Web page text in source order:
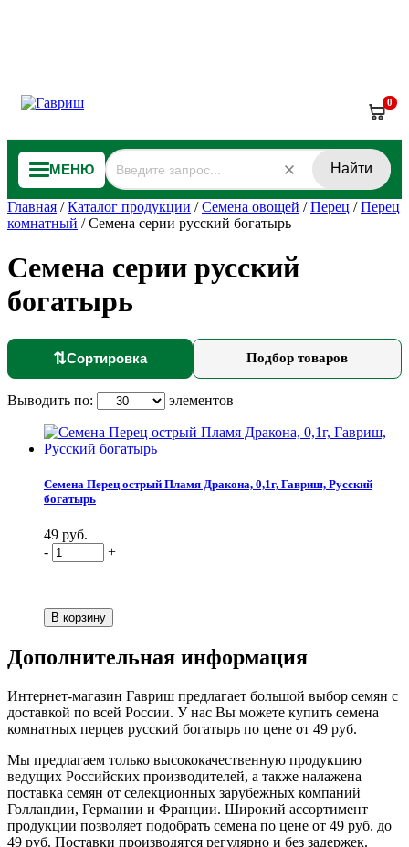
0
МЕНЮ Найти
Главная /Каталог продукции /Семена овощей /Перец /Перец
комнатный /Семена серии русский богатырь
Семена серии русский
богатырь
⇅Сортировка Подбор товаров
Выводить по: элементов
Семена Перец острый Пламя Дракона, 0,1г, Гавриш, Русский
богатырь
49 руб.
-
+
Дополнительная информация
Интернет-магазин Гавриш предлагает большой выбор семян с
доставкой по всей России. У нас Вы можете купить семена
комнатных перцев русский богатырь по цене от 49 руб.
Мы предлагаем только высококачественную продукцию
ведущих Российских производителей, а также налажена
поставка семян от селекционных зарубежных компаний
Голландии, Германии и Франции. Широкий ассортимент
продукции позволяет подобрать семена по цене от 49 руб. до
49 руб. Поставки производятся регулярно и без задержек.